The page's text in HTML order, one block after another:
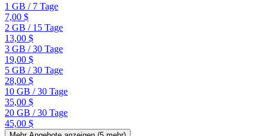
1 GB /7 Tage
7,00 $
2 GB /15 Tage
13,00 $
3 GB /30 Tage
19,00 $
5 GB /30 Tage
28,00 $
10 GB /30 Tage
35,00 $
20 GB /30 Tage
45,00 $